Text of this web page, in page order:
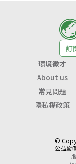
訂
環境徵才
About us
常見問題
隱私權政策
©
公益勸